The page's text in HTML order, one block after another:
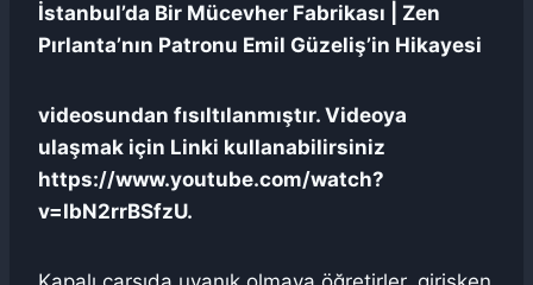
İstanbul’da Bir Mücevher Fabrikası | Zen
Pırlanta’nın Patronu Emil Güzeliş’in Hikayesi
videosundan fısıltılanmıştır. Videoya
ulaşmak için Linki kullanabilirsiniz
https://www.youtube.com/watch?
v=IbN2rrBSfzU.